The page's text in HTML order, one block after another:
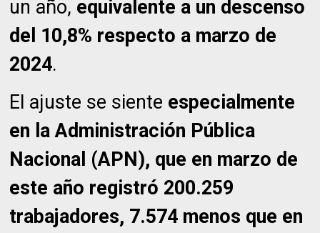
un año, equivalente a un descenso
del 10,8% respecto a marzo de
2024.
El ajuste se siente especialmente
en la Administración Pública
Nacional (APN), que en marzo de
este año registró 200.259
trabajadores, 7.574 menos que en